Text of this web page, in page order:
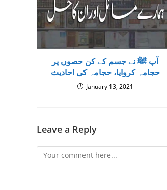
آپ ﷺ نے جسم کے کن حصوں پر
حجامہ کروایا، حجامہ کى احادیث
January 13, 2021
Leave a Reply
Comment